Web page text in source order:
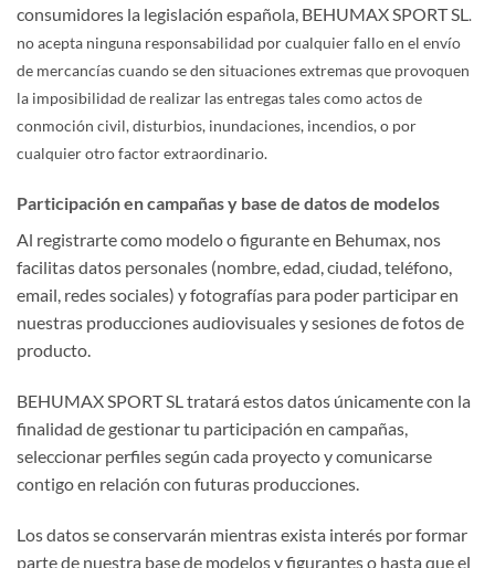
consumidores la legislación española, BEHUMAX SPORT SL.
no acepta ninguna responsabilidad por cualquier fallo en el envío
de mercancías cuando se den situaciones extremas que provoquen
la imposibilidad de realizar las entregas tales como actos de
conmoción civil, disturbios, inundaciones, incendios, o por
cualquier otro factor extraordinario.
Participación en campañas y base de datos de modelos
Al registrarte como modelo o figurante en Behumax, nos
facilitas datos personales (nombre, edad, ciudad, teléfono,
email, redes sociales) y fotografías para poder participar en
nuestras producciones audiovisuales y sesiones de fotos de
producto.
BEHUMAX SPORT SL tratará estos datos únicamente con la
finalidad de gestionar tu participación en campañas,
seleccionar perfiles según cada proyecto y comunicarse
contigo en relación con futuras producciones.
Los datos se conservarán mientras exista interés por formar
parte de nuestra base de modelos y figurantes o hasta que el